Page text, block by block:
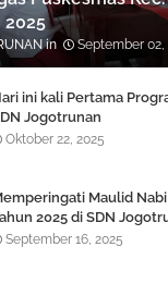
2025
September 02,
ini kali Pertama
Jogotrunan
Oktober 22, 2025
Maulid
2025 di SDN
September 16, 2025